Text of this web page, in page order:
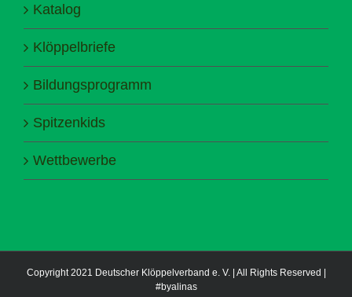
Katalog
Klöppelbriefe
Bildungsprogramm
Spitzenkids
Wettbewerbe
Copyright 2021 Deutscher Klöppelverband e. V. | All Rights Reserved |
#byalinas